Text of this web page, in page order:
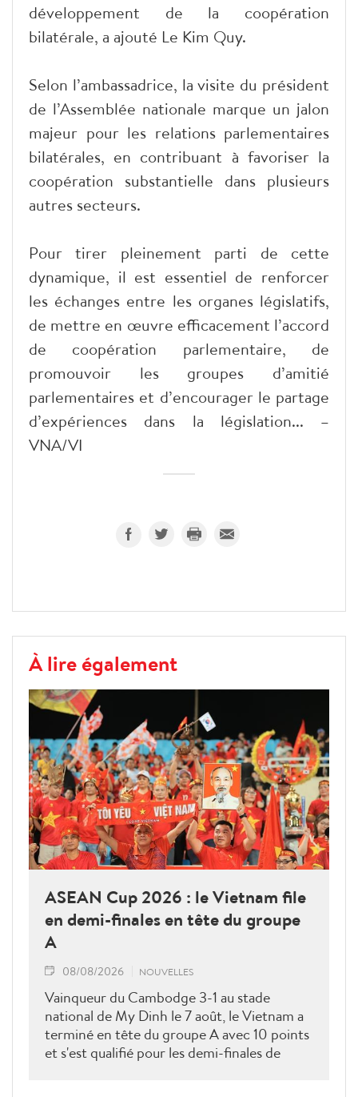
développement de la coopération
bilatérale, a ajouté Le Kim Quy.
Selon l’ambassadrice, la visite du président
de l’Assemblée nationale marque un jalon
majeur pour les relations parlementaires
bilatérales, en contribuant à favoriser la
coopération substantielle dans plusieurs
autres secteurs.
Pour tirer pleinement parti de cette
dynamique, il est essentiel de renforcer
les échanges entre les organes législatifs,
de mettre en œuvre efficacement l’accord
de coopération parlementaire, de
promouvoir les groupes d’amitié
parlementaires et d’encourager le partage
d’expériences dans la législation... –
VNA/VI
À lire également
ASEAN Cup 2026 : le Vietnam file
en demi-finales en tête du groupe
A
08/08/2026 NOUVELLES
Vainqueur du Cambodge 3-1 au stade
national de My Dinh le 7 août, le Vietnam a
terminé en tête du groupe A avec 10 points
et s'est qualifié pour les demi-finales de